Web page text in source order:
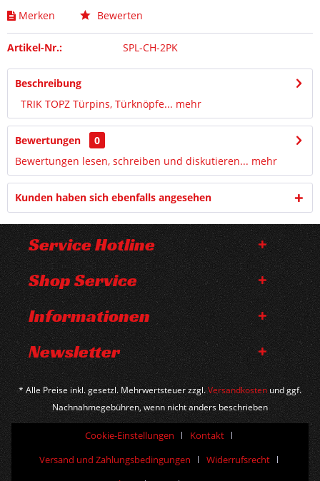
Merken Bewerten
Artikel-Nr.: SPL-CH-2PK
Beschreibung
TRIK TOPZ Türpins, Türknöpfe... mehr
Bewertungen
0
Bewertungen lesen, schreiben und diskutieren... mehr
Kunden haben sich ebenfalls angesehen
Service Hotline
Shop Service
Informationen
Newsletter
* Alle Preise inkl. gesetzl. Mehrwertsteuer zzgl.Versandkosten und ggf.
Nachnahmegebühren, wenn nicht anders beschrieben
Cookie-Einstellungen
Kontakt
Versand und Zahlungsbedingungen
Widerrufsrecht